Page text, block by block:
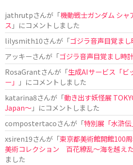
jathrutpさんが「機動戦士ガンダム シャ
ス 」にコメントしました
lilysmith10さんが「ゴジラ音声目覚ま
アッキーさんが「ゴジラ音声目覚まし時
RosaGrantさんが「生成AIサービス「ビ
ー」
」にコメントしました
katarina8さんが「動き出す妖怪展
Japan〜」にコメントしました
compostertacoさんが「特別展「水滸伝
xsiren19さんが「東京都美術館開館100
美術コレクション 百花繚乱～海を越え
ました